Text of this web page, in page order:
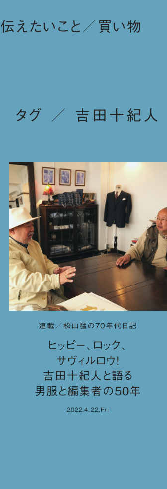
伝えたいこと 買い物
タグ ／ 吉田十紀人
連載／松山猛の70年代日記
ヒッピー、ロック、
サヴィルロウ！
吉田十紀人と語る
男服と編集者の50年
2022.4.22.Fri